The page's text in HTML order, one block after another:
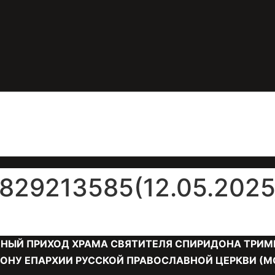
ПРИХОД ХРАМА СВЯТИТЕЛЯ СПИРИДОНА
ЕПАРХИИ РУССКОЙ ПРАВОСЛАВНОЙ ЦЕРКВИ